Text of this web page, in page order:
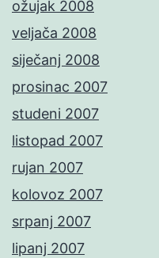
ožujak 2008
veljača 2008
siječanj 2008
prosinac 2007
studeni 2007
listopad 2007
rujan 2007
kolovoz 2007
srpanj 2007
lipanj 2007